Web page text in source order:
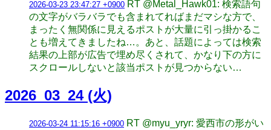
2026-03-23 23:47:27 +0900 RT @Metal_Hawk01: 検索語句
の文字がバラバラでも含まれてればまだマシな方で、
まったく無関係に見えるポストが大量に引っ掛かるこ
とも増えてきましたね…。あと、話題によっては検索
結果の上部が広告で埋め尽くされて、かなり下の方に
スクロールしないと該当ポストが見つからない…
2026_03_24 (火)
2026-03-24 11:15:16 +0900 RT @myu_yryr: 愛西市の形がい